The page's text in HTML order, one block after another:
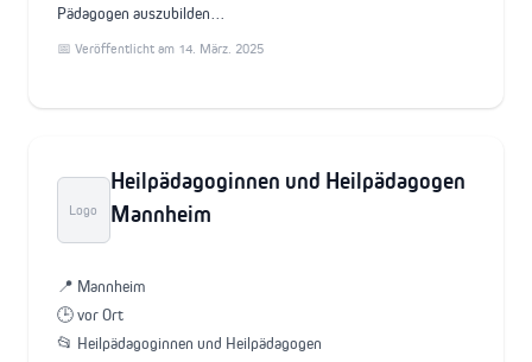
Pädagogen auszubilden…
📅 Veröffentlicht am 14. März. 2025
Logo
Heilpädagoginnen und Heilpädagogen
Mannheim
📍 Mannheim
🕒 vor Ort
📂 Heilpädagoginnen und Heilpädagogen